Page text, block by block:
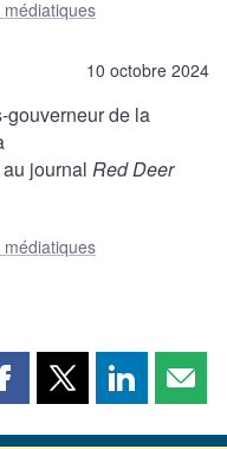
médiatiques
10 octobre 2024
gouverneur de la
journal Red Deer
médiatiques
PartagerPartagerPartager